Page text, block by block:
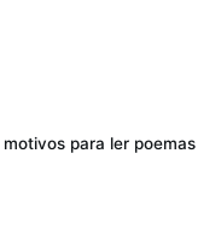
para ler poemas